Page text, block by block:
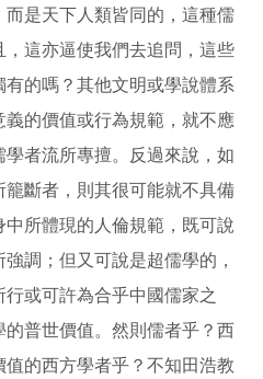
是天下人類皆同的，這種儒
這亦逼使我們去追問，這些
的嗎？其他文明或學說體系
的價值或行為規範，就不應
者流所專擅。反過來說，如
斷者，則其很可能就不具備
所體現的人倫規範，既可說
調；但又可說是超儒學的，
或可許為合乎中國儒家之
普世價值。然則儒者乎？西
的西方學者乎？不知田浩教